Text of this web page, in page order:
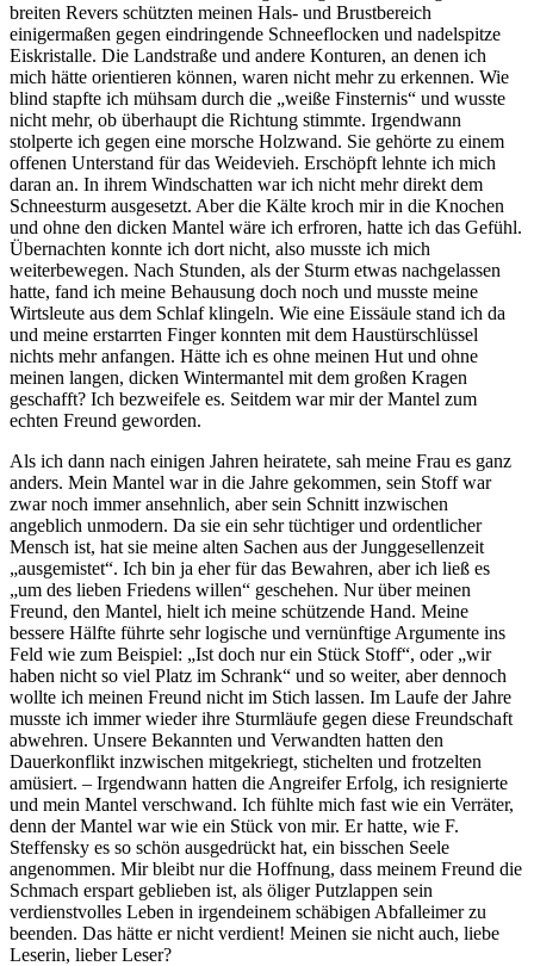
breiten Revers schützten meinen Hals- und Brustbereich
einigermaßen gegen eindringende Schneeflocken und nadelspitze
Eiskristalle. Die Landstraße und andere Konturen, an denen ich
mich hätte orientieren können, waren nicht mehr zu erkennen. Wie
blind stapfte ich mühsam durch die
weiße Finsternis
und wusste
nicht mehr, ob überhaupt die Richtung stimmte. Irgendwann
stolperte ich gegen eine morsche Holzwand. Sie gehörte zu einem
offenen Unterstand für das Weidevieh. Erschöpft lehnte ich mich
daran an. In ihrem Windschatten war ich nicht mehr direkt dem
Schneesturm ausgesetzt. Aber die Kälte kroch mir in die Knochen
und ohne den dicken Mantel wäre ich erfroren, hatte ich das Gefühl.
Übernachten konnte ich dort nicht, also musste ich mich
weiterbewegen. Nach Stunden, als der Sturm etwas nachgelassen
hatte, fand ich meine Behausung doch noch und musste meine
Wirtsleute aus dem Schlaf klingeln. Wie eine Eissäule stand ich da
und meine erstarrten Finger konnten mit dem Haustürschlüssel
nichts mehr anfangen. Hätte ich es ohne meinen Hut und ohne
meinen langen, dicken Wintermantel mit dem großen Kragen
geschafft? Ich bezweifele es. Seitdem war mir der Mantel zum
echten Freund geworden.
Als ich dann nach einigen Jahren heiratete, sah meine Frau es ganz
anders. Mein Mantel war in die Jahre gekommen, sein Stoff war
zwar noch immer ansehnlich, aber sein Schnitt inzwischen
angeblich unmodern. Da sie ein sehr tüchtiger und ordentlicher
Mensch ist, hat sie meine alten Sachen aus der Junggesellenzeit
ausgemistet . Ich bin ja eher für das Bewahren, aber ich ließ es
um des lieben Friedens willen
geschehen. Nur über meinen
Freund, den Mantel, hielt ich meine schützende Hand. Meine
bessere Hälfte führte sehr logische und vernünftige Argumente ins
Feld wie zum Beispiel:
Ist doch nur ein Stück Stoff , oder wir
haben nicht so viel Platz im Schrank
und so weiter, aber dennoch
wollte ich meinen Freund nicht im Stich lassen. Im Laufe der Jahre
musste ich immer wieder ihre Sturmläufe gegen diese Freundschaft
abwehren. Unsere Bekannten und Verwandten hatten den
Dauerkonflikt inzwischen mitgekriegt, stichelten und frotzelten
amüsiert. – Irgendwann hatten die Angreifer Erfolg, ich resignierte
und mein Mantel verschwand. Ich fühlte mich fast wie ein Verräter,
denn der Mantel war wie ein Stück von mir. Er hatte, wie F.
Steffensky es so schön ausgedrückt hat, ein bisschen Seele
angenommen. Mir bleibt nur die Hoffnung, dass meinem Freund die
Schmach erspart geblieben ist, als öliger Putzlappen sein
verdienstvolles Leben in irgendeinem schäbigen Abfalleimer zu
beenden. Das hätte er nicht verdient! Meinen sie nicht auch, liebe
Leserin, lieber Leser?